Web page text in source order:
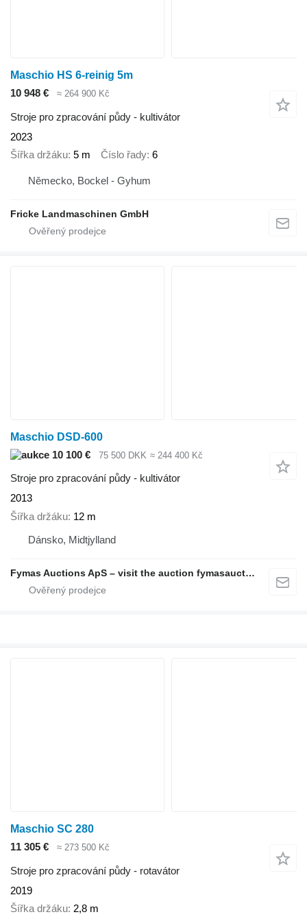
Maschio HS 6-reinig 5m
10 948 €
≈ 264 900 Kč
Stroje pro zpracování půdy - kultivátor
2023
Šířka držáku 5 m Číslo řady 6
Německo, Bockel - Gyhum
Fricke Landmaschinen GmbH
Maschio DSD-600
10 100 €
75 500 DKK ≈ 244 400 Kč
Stroje pro zpracování půdy - kultivátor
2013
Šířka držáku 12 m
Dánsko, Midtjylland
Fymas Auctions ApS – visit the auction fymasauctions.dk
Maschio SC 280
11 305 €
≈ 273 500 Kč
Stroje pro zpracování půdy - rotavátor
2019
Šířka držáku 2,8 m